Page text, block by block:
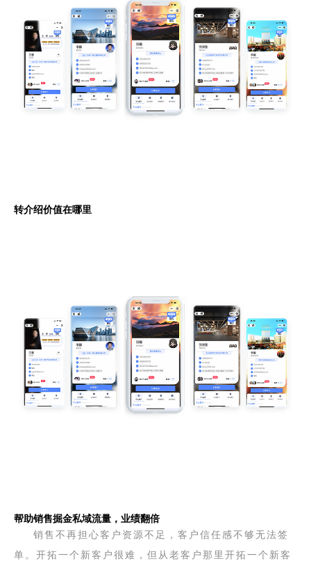
转介绍价值在哪里
帮助销售掘金私域流量，业绩翻倍
销售不再担心客户资源不足，客户信任感不够无法签
单。开拓一个新客户很难，但从老客户那里开拓一个新客